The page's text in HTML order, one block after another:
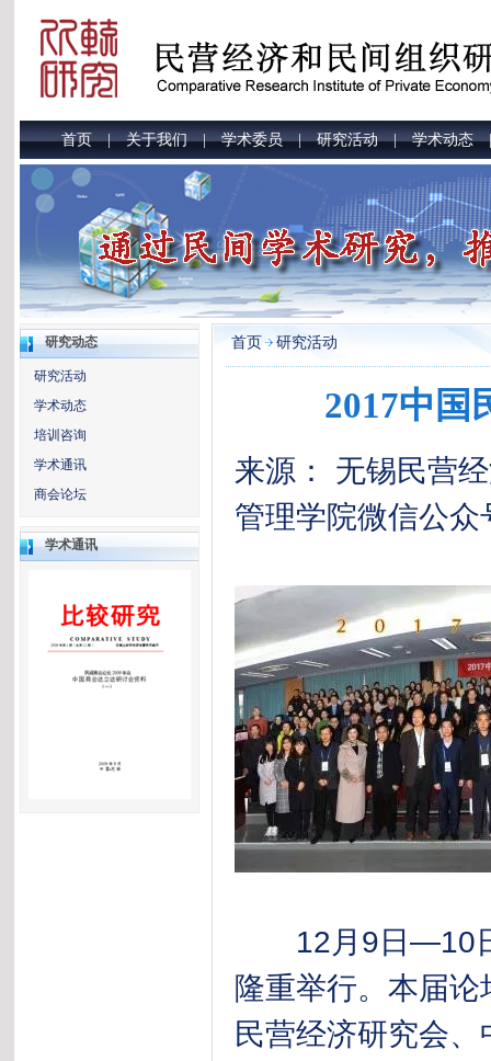
首页|关于我们|学术委员|研究活动|学术动态
研究动态
研究活动
学术动态
培训咨询
学术通讯
商会论坛
学术通讯
首页 研究活动
2017中国
来源： 无锡民营
管理学院微信公
12月9日—10日
隆重举行。本届
民营经济研究会